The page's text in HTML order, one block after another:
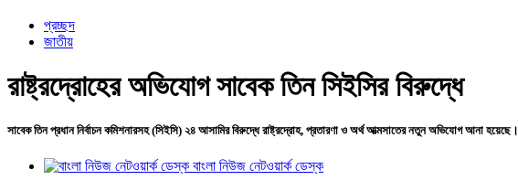
প্রচ্ছদ
জাতীয়
রাষ্ট্রদ্রোহের অভিযোগ সাবেক তিন সিইসির বিরুদ্ধে
সাবেক তিন প্রধান নির্বাচন কমিশনারসহ (সিইসি) ২৪ আসামির বিরুদ্ধে রাষ্ট্রদ্রোহ, প্রতারণা ও অর্থ আত্মসাতের নতুন অভিযোগ আনা হয়েছে।
বাংলা নিউজ নেটওয়ার্ক ডেস্ক